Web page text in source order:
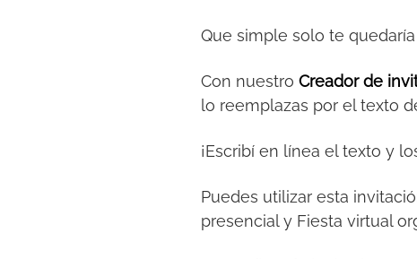
Que simple solo te quedaría
Con nuestro Creador de
lo reemplazas por el texto
¡Escribí en línea el texto y
Puedes utilizar esta
presencial y Fiesta virtual